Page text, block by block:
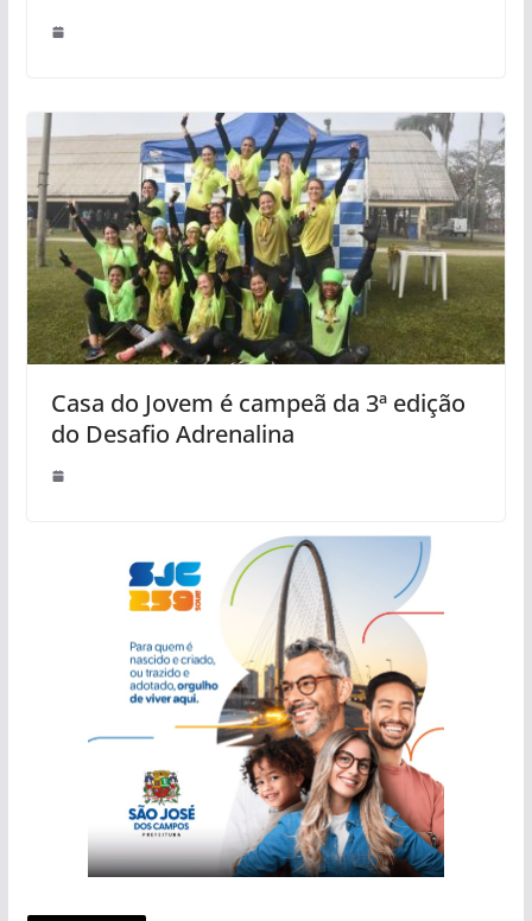
Casa do Jovem é campeã da 3ª edição
do Desafio Adrenalina